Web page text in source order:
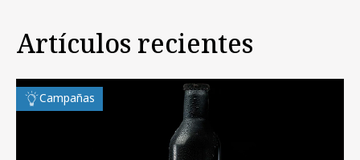
Artículos recientes
Campañas